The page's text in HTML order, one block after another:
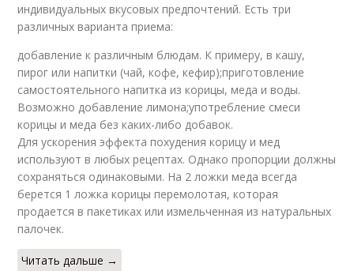
индивидуальных вкусовых предпочтений. Есть три
различных варианта приема:
добавление к различным блюдам. К примеру, в кашу,
пирог или напитки (чай, кофе, кефир);приготовление
самостоятельного напитка из корицы, меда и воды.
Возможно добавление лимона;употребление смеси
корицы и меда без каких-либо добавок.
Для ускорения эффекта похудения корицу и мед
используют в любых рецептах. Однако пропорции должны
сохраняться одинаковыми. На 2 ложки меда всегда
берется 1 ложка корицы перемолотая, которая
продается в пакетиках или измельченная из натуральных
палочек.
Читать дальше →